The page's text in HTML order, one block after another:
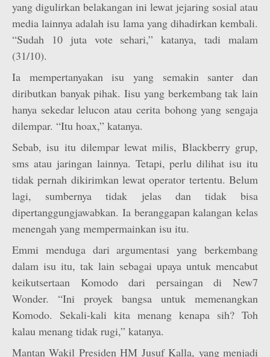
yang digulirkan belakangan ini lewat jejaring sosial atau
media lainnya adalah isu lama yang dihadirkan kembali.
“Sudah 10 juta vote sehari,” katanya, tadi malam
(31/10).
Ia mempertanyakan isu yang semakin santer dan
diributkan banyak pihak. Iisu yang berkembang tak lain
hanya sekedar lelucon atau cerita bohong yang sengaja
dilempar. “Itu hoax,” katanya.
Sebab, isu itu dilempar lewat milis, Blackberry grup,
sms atau jaringan lainnya. Tetapi, perlu dilihat isu itu
tidak pernah dikirimkan lewat operator tertentu. Belum
lagi, sumbernya tidak jelas dan tidak bisa
dipertanggungjawabkan. Ia beranggapan kalangan kelas
menengah yang mempermainkan isu itu.
Emmi menduga dari argumentasi yang berkembang
dalam isu itu, tak lain sebagai upaya untuk mencabut
keikutsertaan Komodo dari persaingan di New7
Wonder. “Ini proyek bangsa untuk memenangkan
Komodo. Sekali-kali kita menang kenapa sih? Toh
kalau menang tidak rugi,” katanya.
Mantan Wakil Presiden HM Jusuf Kalla, yang menjadi